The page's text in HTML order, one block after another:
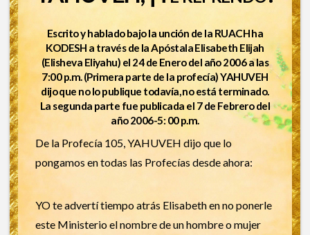
Escrito y hablado bajo la unción de la RUACH ha
KODESH a través de la Apóstala Elisabeth Elijah
(Elisheva Eliyahu) el 24 de Enero del año 2006 a las
7:00 p.m. (Primera parte de la profecía) YAHUVEH
dijo que no lo publique todavía, no está terminado.
La segunda parte fue publicada el 7 de Febrero del
año 2006-5: 00 p.m.
De la Profecía 105, YAHUVEH dijo que lo
pongamos en todas las Profecías desde ahora:
YO te advertí tiempo atrás Elisabeth en no ponerle
este Ministerio el nombre de un hombre o mujer